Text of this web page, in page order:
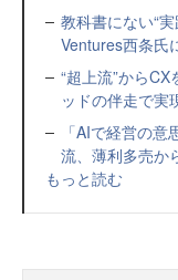
教科書にない“
Ventures西条氏
“超上流”から
ッドの伴走で実
「AIで経営の
流、薄利多売か
もっと読む